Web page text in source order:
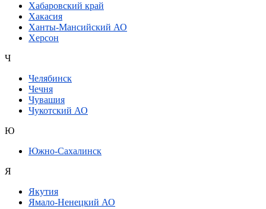
Хабаровский край
Хакасия
Ханты-Мансийский АО
Херсон
Ч
Челябинск
Чечня
Чувашия
Чукотский АО
Ю
Южно-Сахалинск
Я
Якутия
Ямало-Ненецкий АО